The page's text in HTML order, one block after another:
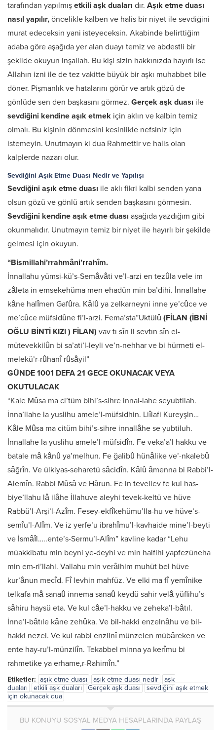
tarafından yapılmış etkili aşk duaları dır. Aşık etme duası
nasıl yapılır, öncelikle kalben ve halis bir niyet ile sevdiğini
murat edeceksin yani isteyeceksin. Akabinde belirttiğim
adaba göre aşağıda yer alan duayı temiz ve abdestli bir
şekilde okuyun inşallah. Bu kişi sizin hakkınızda hayırlı ise
Allahın izni ile de tez vakitte büyük bir aşkı muhabbet bile
döner. Pişmanlık ve hatalarını görür ve artık gözü de
gönlüde sen den başkasını görmez. Gerçek aşk duası ile
sevdiğini kendine aşık etmek için aklın ve kalbin temiz
olmalı. Bu kişinin dönmesini kesinlikle nefsiniz için
istemeyin. Unutmayın ki dua Rahmettir ve halis olan
kalplerde nazarı olur.
Sevdiğini Aşık Etme Duası Nedir ve Yapılışı
Sevdiğini aşık etme duası ile aklı fikri kalbi senden yana
olsun gözü ve gönlü artık senden başkasını görmesin.
Sevdiğini kendine aşık etme duası aşağıda yazdığım gibi
okunmalıdır. Unutmayın temiz bir niyet ile hayırlı bir şekilde
gelmesi için okuyun.
“Bismillahi’rrahmâni’rrahîm.
İnnallahu yümsi-kü’s-Semâvâti ve’l-arzi en tezûla vele im
zâleta in emsekehüma men ehadün min ba’dihi. İnnallahe
kâne halîmen Gafûra. Kâlû ya zelkarneyni inne ye’cûce ve
me’cûce müfsidûne fi’l-arzi. Fema’sta”Uktülû (FİLAN (İBNİ
OĞLU BİNTİ KIZI ) FİLAN) vav tı sîn li sevtın sîn ei-
mütevekkilûn bi sa’ati’l-leyli ve’n-nehhar ve bi hürmeti el-
melekü’r-rûhanî rûsâyil”
GÜNDE 1001 DEFA 21 GECE OKUNACAK VEYA
OKUTULACAK
“Kale Mûsa ma ci’tüm bihi’s-sihre innal-lahe seyubtilah.
İnna’llahe la yuslihu amele’l-müfsidhin. Liîlafi Kureyşln…
Kâle Mûsa ma citüm bihi’s-sihre innallâhe se yubtiluh.
İnnallahe la yuslihu amele’l-müfsidîn. Fe veka’a’l hakku ve
batale mâ kânû ya’melhun. Fe ğalibû hünâlike ve’-nkalebû
sâğrîn. Ve ülkiyas-seharetü sâcidîn. Kâlû âmenna bi Rabbi’l-
Alemîn. Rabbi Mûsâ ve Hârun. Fe in tevellev fe kul has-
biye’llahu lâ ilâhe İllahuve aleyhi tevek-keltü ve hüve
Rabbü’l-Arşi’l-Azîm. Fesey-ekfîkehümu’lla-hu ve hüve’s-
semîu’l-Alîm. Ve iz yerfe’u ibrahîmu’l-kavhaide mine’l-beyti
ve İsmâîl…..ente’s-Sermu’l-Alîm” kavline kadar “Lehu
müakkibatu min beyni ye-deyhi ve min halfihi yapfezüneha
min em-ri’llahi. Vallahu min verâihim muhüt bel hüve
kur’ânun mecîd. Fî levhin mahfüz. Ve elki ma fî yemînike
telkafa mâ sanaû innema sanaû keydü sahir velâ yüflihu’s-
sâhiru haysü eta. Ve kul câe’l-hakku ve zeheka’l-bâtıl.
İnne’l-bâtıle kâne zehûka. Ve bil-hakki enzelnâhu ve bil-
hakki nezel. Ve kul rabbi enzilnî münzelen mübâreken ve
ente hay-ru’l-münzilîn. Tekabbel minna ya kerîmu bi
rahmetike ya erhame,r-Rahimîn.”
Etiketler: aşık etme duası aşık etme duası nedir
aşk
duaları
etkili aşk duaları Gerçek aşk duası
sevdiğini aşık etmek
için okunacak dua
BU KONUYU SOSYAL MEDYA HESAPLARINDA PAYLAŞ